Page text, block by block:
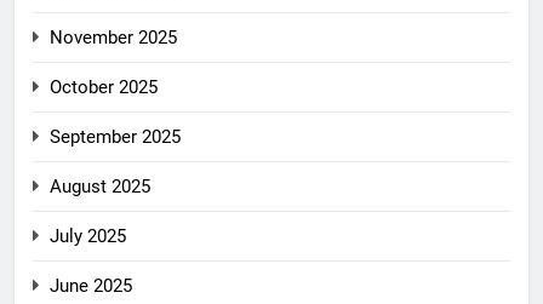
November 2025
October 2025
September 2025
August 2025
July 2025
June 2025